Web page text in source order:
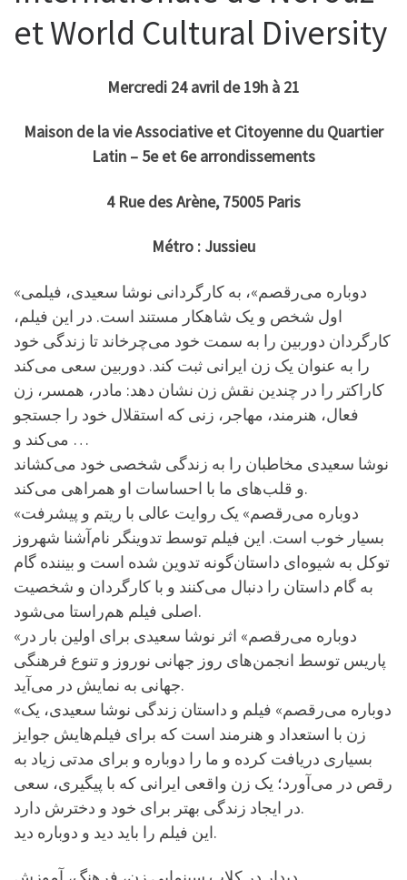
et World Cultural Diversity
Mercredi 24 avril de 19h à 21
Maison de la vie Associative et Citoyenne du Quartier
Latin – 5e et 6e arrondissements
4 Rue des Arène, 75005 Paris
Métro : Jussieu
«دوباره می‌رقصم»، به کارگردانی نوشا سعیدی، فیلمی
اول شخص و یک شاهکار مستند است. در این فیلم،
کارگردان دوربین را به سمت خود می‌چرخاند تا زندگی خود
را به عنوان یک زن ایرانی ثبت کند. دوربین سعی می‌کند
کاراکتر را در چندین نقش زن نشان دهد: مادر، همسر، زن
فعال، هنرمند، مهاجر، زنی که استقلال خود را جستجو
می‌کند و …
نوشا سعیدی مخاطبان را به زندگی شخصی خود می‌کشاند
و قلب‌های ما با احساسات او همراهی می‌کند.
«دوباره می‌رقصم» یک روایت عالی با ریتم و پیشرفت
بسیار خوب است. این فیلم توسط تدوینگر نام‌آشنا شهروز
توکل به شیوه‌ای داستان‌‌گونه تدوین شده است و بیننده گام
به گام داستان را دنبال می‌کنند و با کارگردان و شخصیت
اصلی فیلم هم‌راستا می‌شود.
«دوباره می‌رقصم» اثر نوشا سعیدی برای اولین بار در
پاریس توسط انجمن‌های روز جهانی نوروز و تنوع فرهنگی
جهانی به نمایش در می‌آید.
«دوباره می‌رقصم» فیلم و داستان زندگی نوشا سعیدی، یک
زن با استعداد و هنرمند است که برای فیلم‌هایش جوایز
بسیاری دریافت کرده و ما را دوباره و برای مدتی زیاد به
رقص در می‌آورد؛ یک زن واقعی ایرانی که با پیگیری، سعی
در ایجاد زندگی بهتر برای خود و دخترش دارد.
این فیلم را باید دید و دوباره دید.